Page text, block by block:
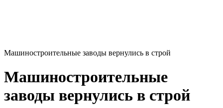
Машиностроительные заводы вернулись в строй
Машиностроительные
заводы вернулись в строй